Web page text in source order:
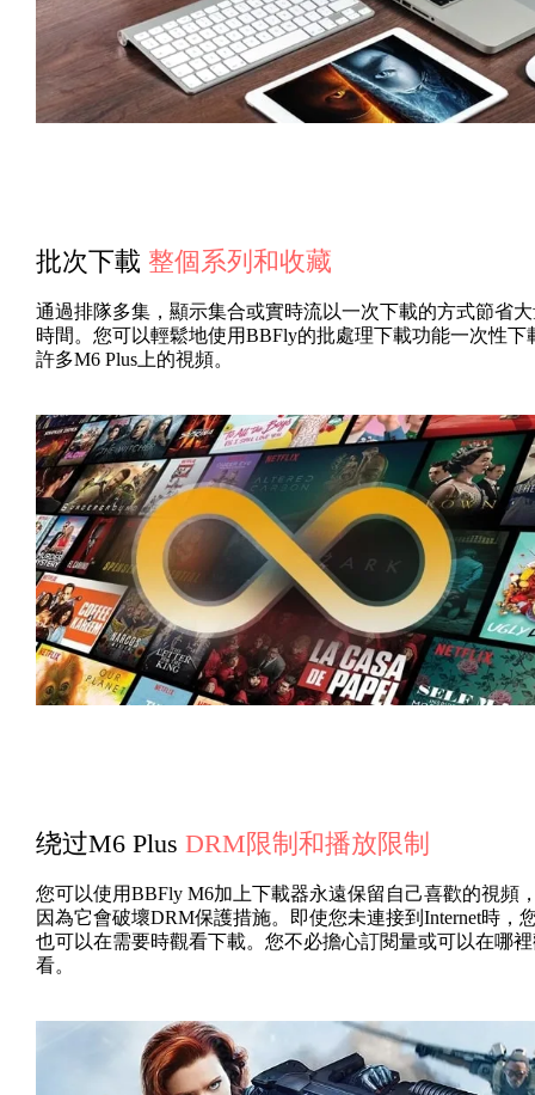
批次下載 整個系列和收藏
通過排隊多集，顯示集合或實時流以一次下載的方式節省
時間。您可以輕鬆地使用BBFl​​​​y的批處理下載功能一次性下
許多M6 Plus上的視頻。
绕过M6 Plus DRM限制和播放限制
您可以使用BBFly M6加上下載器永遠保留自己喜歡的視頻
因為它會破壞DRM保護措施。即使您未連接到Internet時，
也可以在需要時觀看下載。您不必擔心訂閱量或可以在哪
看。